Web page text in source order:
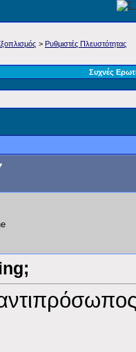
> Ρυθμιστές Πλευστότητας
Συχνές